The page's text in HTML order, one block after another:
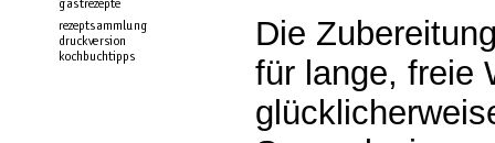
Die
für lange, freie